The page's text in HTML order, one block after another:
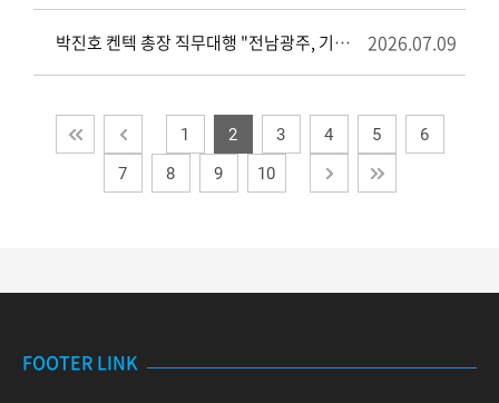
박진호 켄텍 총장 직무대행 "전남광주, 기업이 필요로 하는 전력·인재·연구기반 먼저 제시해야" / 와이드이슈 2026.07.09
1 2 3 4 5
6
7
8 9 10
FOOTER LINK